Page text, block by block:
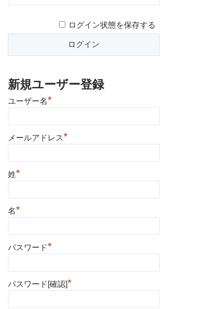
ログイン状態を保存する
新規ユーザー登録
ユーザー名*
メールアドレス*
姓*
名*
パスワード*
パスワード[確認]*